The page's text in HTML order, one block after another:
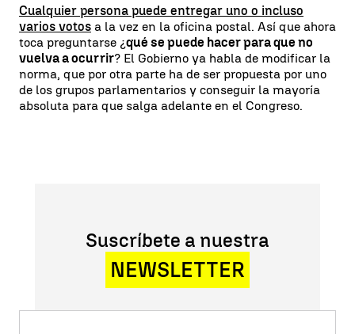
Cualquier persona puede entregar uno o incluso
varios votos a la vez en la oficina postal. Así que ahora
toca preguntarse ¿qué se puede hacer para que no
vuelva a ocurrir? El Gobierno ya habla de modificar la
norma, que por otra parte ha de ser propuesta por uno
de los grupos parlamentarios y conseguir la mayoría
absoluta para que salga adelante en el Congreso.
Suscríbete a nuestra
NEWSLETTER